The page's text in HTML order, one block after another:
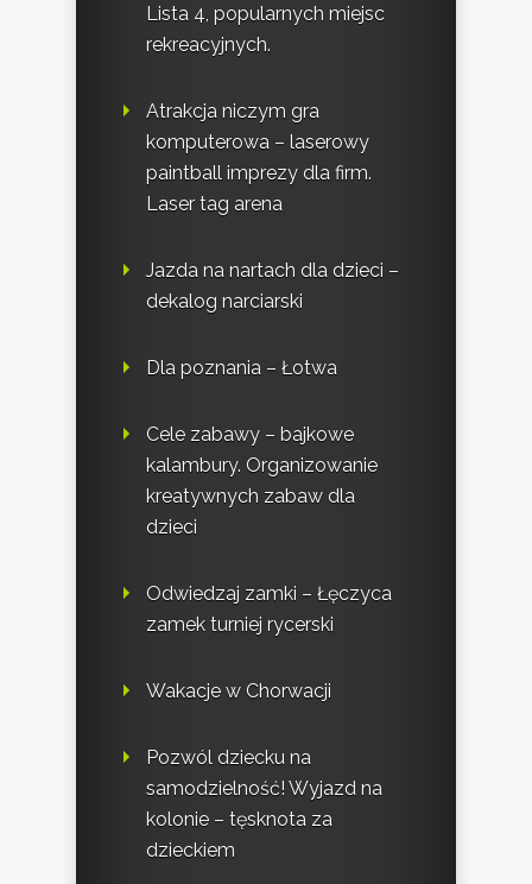
Lista 4, popularnych miejsc
rekreacyjnych.
Atrakcja niczym gra
komputerowa – laserowy
paintball imprezy dla firm.
Laser tag arena
Jazda na nartach dla dzieci –
dekalog narciarski
Dla poznania – Łotwa
Cele zabawy – bajkowe
kalambury. Organizowanie
kreatywnych zabaw dla
dzieci
Odwiedzaj zamki – Łęczyca
zamek turniej rycerski
Wakacje w Chorwacji
Pozwól dziecku na
samodzielność! Wyjazd na
kolonie – tęsknota za
dzieckiem